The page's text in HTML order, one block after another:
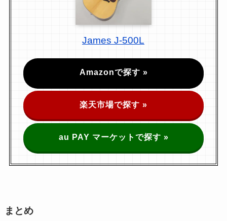
James J-500L
Amazonで探す »
楽天市場で探す »
au PAY マーケットで探す »
まとめ